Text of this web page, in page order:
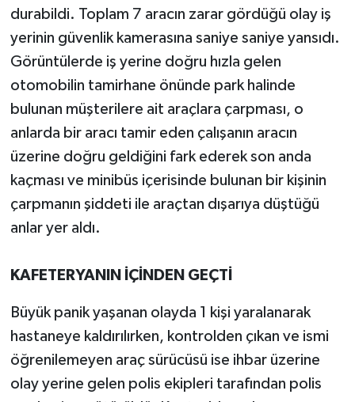
durabildi. Toplam 7 aracın zarar gördüğü olay iş
yerinin güvenlik kamerasına saniye saniye yansıdı.
Görüntülerde iş yerine doğru hızla gelen
otomobilin tamirhane önünde park halinde
bulunan müşterilere ait araçlara çarpması, o
anlarda bir aracı tamir eden çalışanın aracın
üzerine doğru geldiğini fark ederek son anda
kaçması ve minibüs içerisinde bulunan bir kişinin
çarpmanın şiddeti ile araçtan dışarıya düştüğü
anlar yer aldı.
KAFETERYANIN İÇİNDEN GEÇTİ
Büyük panik yaşanan olayda 1 kişi yaralanarak
hastaneye kaldırılırken, kontrolden çıkan ve ismi
öğrenilemeyen araç sürücüsü ise ihbar üzerine
olay yerine gelen polis ekipleri tarafından polis